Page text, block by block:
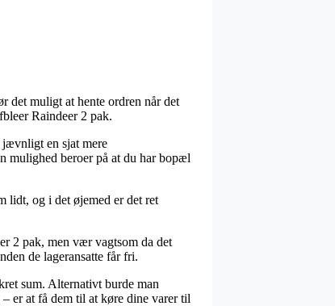
det muligt at hente ordren når det
Raindeer 2 pak.
en sjat mere
mulighed beroer på at du har bopæl
lidt, og i det øjemed er det ret
2 pak, men vær vagtsom da det
de lageransatte får fri.
sum. Alternativt burde man
er at få dem til at køre dine varer til